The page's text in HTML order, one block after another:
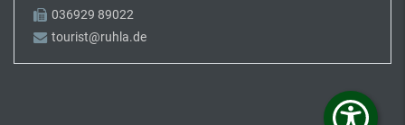
036929 89022
tourist@ruhla.de